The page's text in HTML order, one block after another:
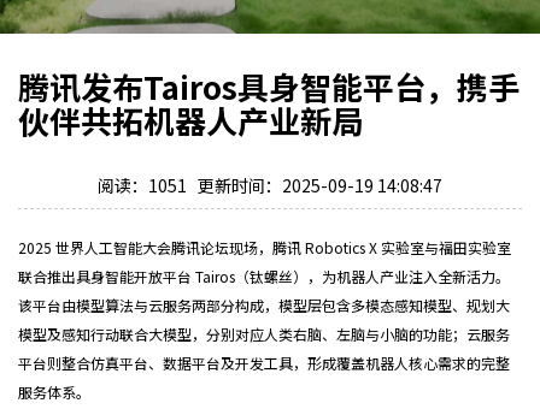
价
新
腾讯发布Tairos具身智能平台，携手
伙伴共拓机器人产业新局
阅读：1051 更新时间：2025-09-19 14:08:47
2025 世界人工智能大会腾讯论坛现场，腾讯 Robotics X 实验室与福田实验室
联合推出具身智能开放平台 Tairos（钛螺丝），为机器人产业注入全新活力。
该平台由模型算法与云服务两部分构成，模型层包含多模态感知模型、规划大
模型及感知行动联合大模型，分别对应人类右脑、左脑与小脑的功能；云服务
平台则整合仿真平台、数据平台及开发工具，形成覆盖机器人核心需求的完整
服务体系。